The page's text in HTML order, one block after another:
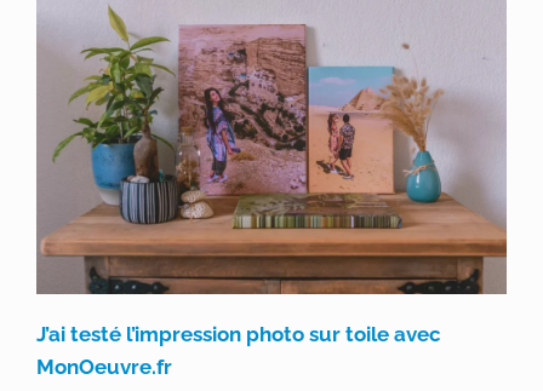
J’ai testé l’impression photo sur toile avec
MonOeuvre.fr